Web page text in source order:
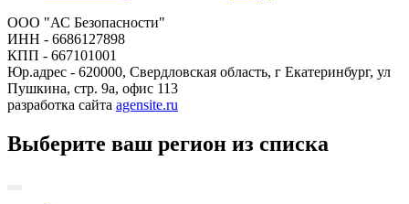
ООО "АС Безопасности"
ИНН - 6686127898
КПП - 667101001
Юр.адрес - 620000, Свердловская область, г Екатеринбург, ул
Пушкина, стр. 9а, офис 113
разработка сайта agensite.ru
Выберите ваш регион из списка